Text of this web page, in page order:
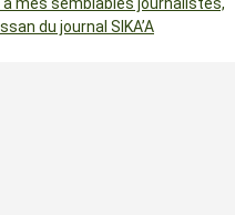
du journal SIKA’A